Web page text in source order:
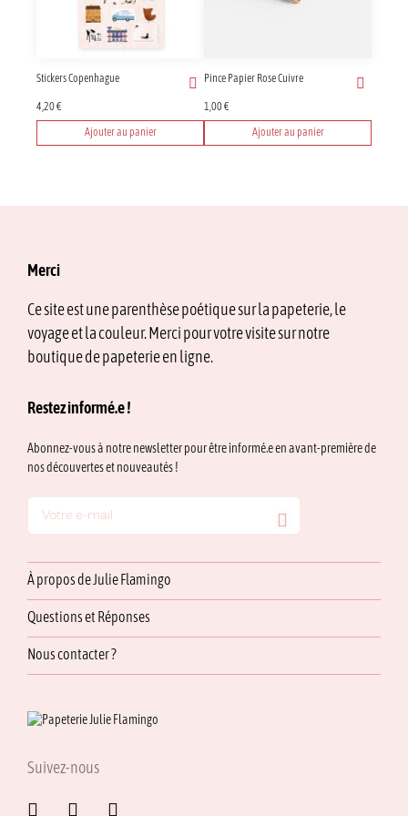
la
page
du
Stickers Copenhague
4,20€
Ajouter au panier
Pince Papier Rose Cuivre
1,00€
Ajouter au panier
Merci
Ce site est une parenthèse poétique sur la papeterie, le
voyage et la couleur. Merci pour votre visite sur notre
boutique de papeterie en ligne.
Restez informé.e !
Abonnez-vous à notre newsletter pour être informé.e en avant-première de
nos découvertes et nouveautés !
À propos de Julie Flamingo
Questions et Réponses
Nous contacter ?
Suivez-nous